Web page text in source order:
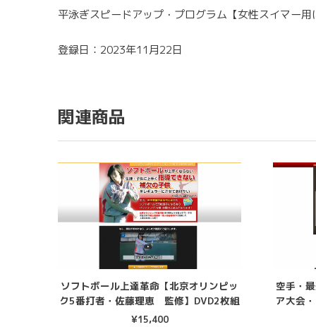
平泳ぎスピードアップ・プログラム【女性スイマ
登録日：2023年11月22日
関連商品
ソフトボール上達革命【北京オリンピッ
ク5番打者・佐藤理恵 監修】DVD2枚組
¥15,400
空手・
ア大会